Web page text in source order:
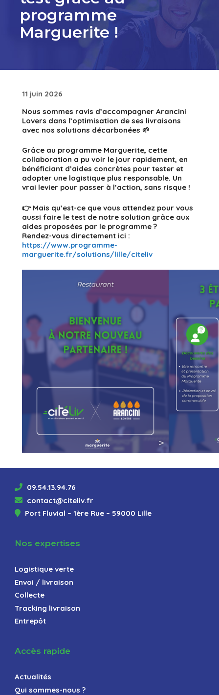
programme
Marguerite !
11 juin 2026
Nous sommes ravis d’accompagner Arancini
Lovers dans l’optimisation de ses livraisons
avec nos solutions décarbonées 🌱
Grâce au programme Marguerite, cette
collaboration a pu voir le jour rapidement, en
bénéficiant d’aides concrètes pour tester et
adopter une logistique plus responsable. Un
vrai levier pour passer à l’action, sans risque !
👉 Mais qu’est-ce que vous attendez pour vous
aussi faire le test de notre solution grâce aux
aides proposées par le programme ?
Rendez-vous directement ici :
https://www.programme-
marguerite.fr/solutions/lille/citeliv
09.54.13.94.76
contact@citeliv.fr
Port Fluvial – 1ère Rue – 59000 Lille
Nos expertises
Logistique verte
Envoi / livraison
Collecte
Tracking livraison
Entrepôt
Accès rapide
Actualités
Qui sommes-nous ?